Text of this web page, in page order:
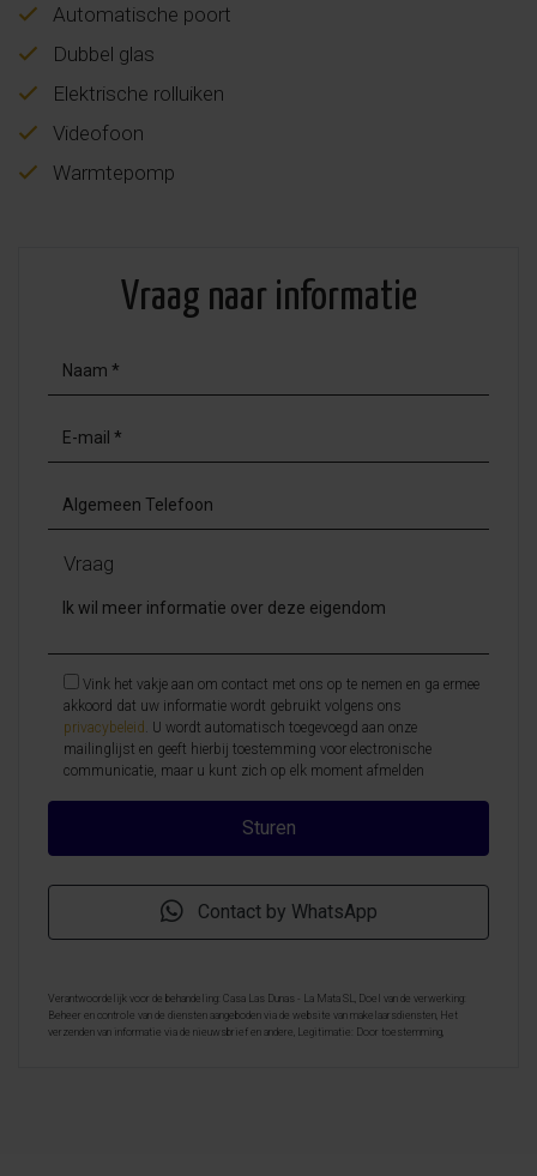
Automatische poort
Dubbel glas
Elektrische rolluiken
Videofoon
Warmtepomp
Vraag naar informatie
Vraag
Vink het vakje aan om contact met ons op te nemen en ga ermee
akkoord dat uw informatie wordt gebruikt volgens ons
privacybeleid . U wordt automatisch toegevoegd aan onze
mailinglijst en geeft hierbij toestemming voor electronische
communicatie, maar u kunt zich op elk moment afmelden
Contact by WhatsApp
Verantwoordelijk voor de behandeling: Casa Las Dunas - La Mata SL, Doel van de verwerking:
Beheer en controle van de diensten aangeboden via de website van makelaarsdiensten, Het
verzenden van informatie via de nieuwsbrief en andere, Legitimatie: Door toestemming,